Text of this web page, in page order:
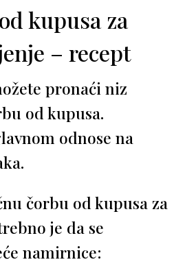
kupusa za
– recept
pronaći niz
od kupusa.
odnose na
čorbu od kupusa za
je da se
namirnice: